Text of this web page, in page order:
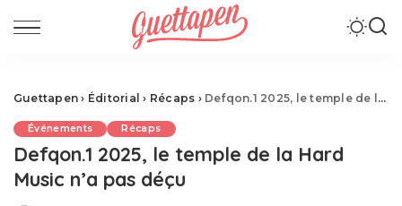
Guettapen › Éditorial › Récaps › Defqon.1 2025, le temple de la Hard Music n’a pas déçu
Événements Récaps
Defqon.1 2025, le temple de la Hard
Music n’a pas déçu